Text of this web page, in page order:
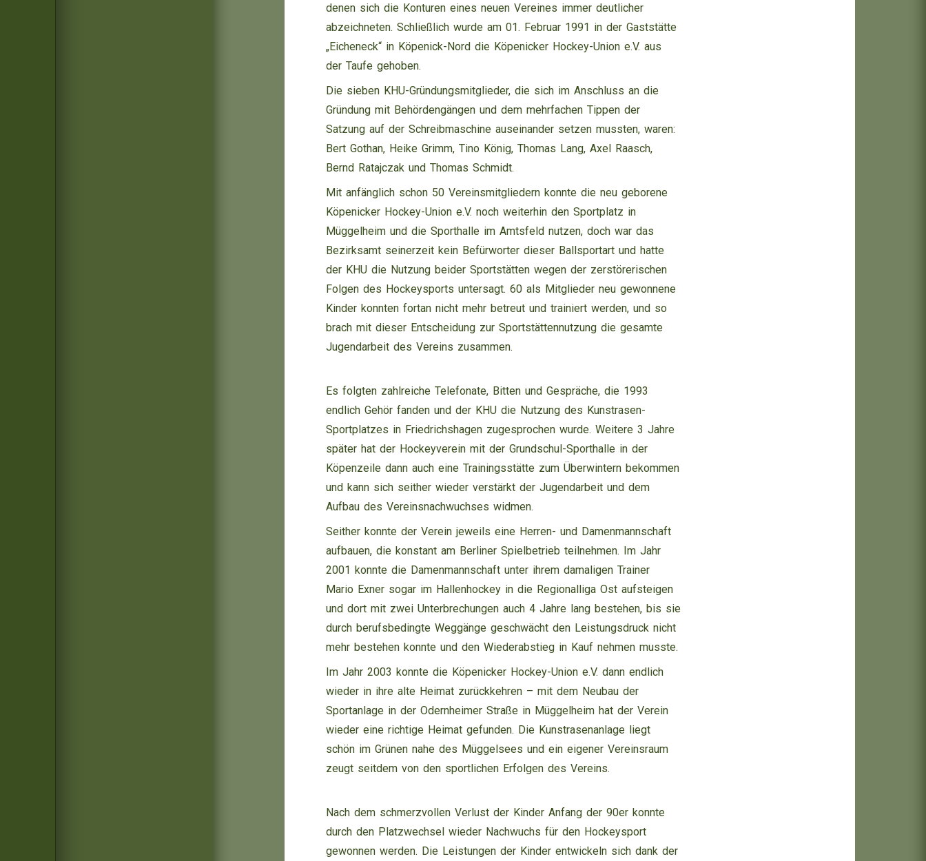
denen sich die Konturen eines neuen Vereines immer deutlicher
abzeichneten. Schließlich wurde am 01. Februar 1991 in der Gaststätte
„Eicheneck“ in Köpenick-Nord die Köpenicker Hockey-Union e.V. aus
der Taufe gehoben.
Die sieben KHU-Gründungsmitglieder, die sich im Anschluss an die
Gründung mit Behördengängen und dem mehrfachen Tippen der
Satzung auf der Schreibmaschine auseinander setzen mussten, waren:
Bert Gothan, Heike Grimm, Tino König, Thomas Lang, Axel Raasch,
Bernd Ratajczak und Thomas Schmidt.
Mit anfänglich schon 50 Vereinsmitgliedern konnte die neu geborene
Köpenicker Hockey-Union e.V. noch weiterhin den Sportplatz in
Müggelheim und die Sporthalle im Amtsfeld nutzen, doch war das
Bezirksamt seinerzeit kein Befürworter dieser Ballsportart und hatte
der KHU die Nutzung beider Sportstätten wegen der zerstörerischen
Folgen des Hockeysports untersagt. 60 als Mitglieder neu gewonnene
Kinder konnten fortan nicht mehr betreut und trainiert werden, und so
brach mit dieser Entscheidung zur Sportstättennutzung die gesamte
Jugendarbeit des Vereins zusammen.
Es folgten zahlreiche Telefonate, Bitten und Gespräche, die 1993
endlich Gehör fanden und der KHU die Nutzung des Kunstrasen-
Sportplatzes in Friedrichshagen zugesprochen wurde. Weitere 3 Jahre
später hat der Hockeyverein mit der Grundschul-Sporthalle in der
Köpenzeile dann auch eine Trainingsstätte zum Überwintern bekommen
und kann sich seither wieder verstärkt der Jugendarbeit und dem
Aufbau des Vereinsnachwuchses widmen.
Seither konnte der Verein jeweils eine Herren- und Damenmannschaft
aufbauen, die konstant am Berliner Spielbetrieb teilnehmen. Im Jahr
2001 konnte die Damenmannschaft unter ihrem damaligen Trainer
Mario Exner sogar im Hallenhockey in die Regionalliga Ost aufsteigen
und dort mit zwei Unterbrechungen auch 4 Jahre lang bestehen, bis sie
durch berufsbedingte Weggänge geschwächt den Leistungsdruck nicht
mehr bestehen konnte und den Wiederabstieg in Kauf nehmen musste.
Im Jahr 2003 konnte die Köpenicker Hockey-Union e.V. dann endlich
wieder in ihre alte Heimat zurückkehren – mit dem Neubau der
Sportanlage in der Odernheimer Straße in Müggelheim hat der Verein
wieder eine richtige Heimat gefunden. Die Kunstrasenanlage liegt
schön im Grünen nahe des Müggelsees und ein eigener Vereinsraum
zeugt seitdem von den sportlichen Erfolgen des Vereins.
Nach dem schmerzvollen Verlust der Kinder Anfang der 90er konnte
durch den Platzwechsel wieder Nachwuchs für den Hockeysport
gewonnen werden. Die Leistungen der Kinder entwickeln sich dank der